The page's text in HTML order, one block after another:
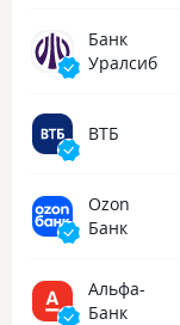
Банк
Уралсиб
ВТБ
Ozon
Банк
Альфа-
Банк